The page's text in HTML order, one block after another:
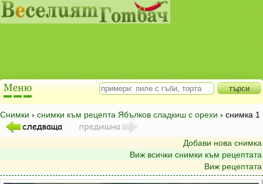
Снимки › снимки към рецепта Ябълков сладкиш с орехи › снимка 1
Добави нова снимка
Виж всички снимки към рецептата
Виж рецептата